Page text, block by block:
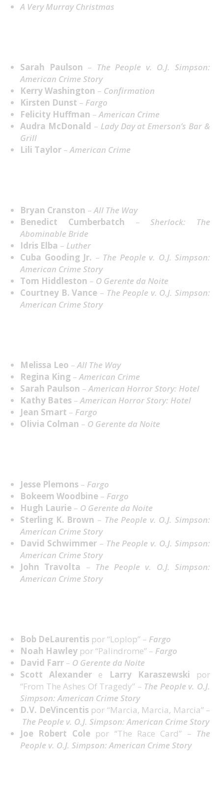
A Very Murray Christmas
Sarah Paulson – The People v. O.J. Simpson:
American Crime Story
Kerry Washington – Confirmation
Kirsten Dunst – Fargo
Felicity Huffman –American Crime
Audra McDonald – Lady Day at Emerson’s Bar &
Grill
Lili Taylor –American Crime
Bryan Cranston –All The Way
Benedict Cumberbatch –Sherlock: The
Abominable Bride
Idris Elba – Luther
Cuba Gooding Jr. – The People v. O.J. Simpson:
American Crime Story
Tom Hiddleston – O Gerente da Noite
Courtney B. Vance – The People v. O.J. Simpson:
American Crime Story
Melissa Leo –All The Way
Regina King –American Crime
Sarah Paulson –American Horror Story: Hotel
Kathy Bates –American Horror Story: Hotel
Jean Smart – Fargo
Olivia Colman – O Gerente da Noite
Jesse Plemons – Fargo
Bokeem Woodbine – Fargo
Hugh Laurie – O Gerente da Noite
Sterling K. Brown – The People v. O.J. Simpson:
American Crime Story
David Schwimmer– The People v. O.J. Simpson:
American Crime Story
John Travolta – The People v. O.J. Simpson:
American Crime Story
Bob DeLaurentis por “Loplop” – Fargo
Noah Hawley por “Palindrome” – Fargo
David Farr – O Gerente da Noite
Scott Alexander e Larry Karaszewski por
“From The Ashes Of Tragedy” – The People v. O.J.
Simpson: American Crime Story
D.V. DeVincentispor “Marcia, Marcia, Marcia” –
The People v. O.J. Simpson: American Crime Story
Joe Robert Colepor “The Race Card” – The
People v. O.J. Simpson: American Crime Story